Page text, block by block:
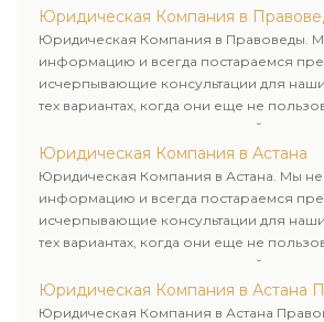
юридических лиц. Индивидуальный
клиенту.
Юридическая Компания в
Юридическая Компания в Правоведы.
информацию и всегда постараемся
исчерпывающие консультации для
тех вариантах, когда они еще не
юридическими услугами нашей
Юридическая Компания в Астана
Юридическая Компания в Астана. Мы не
информацию и всегда постараемся
исчерпывающие консультации для
тех вариантах, когда они еще не
юридическими услугами нашей
Юридическая Компания в Астана
Юридическая Компания в Астана